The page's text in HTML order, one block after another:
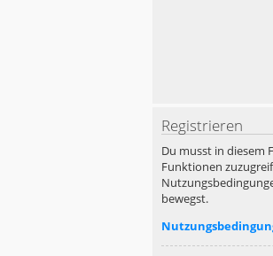
Registrieren
Du musst in diesem
Funktionen
bewegst.